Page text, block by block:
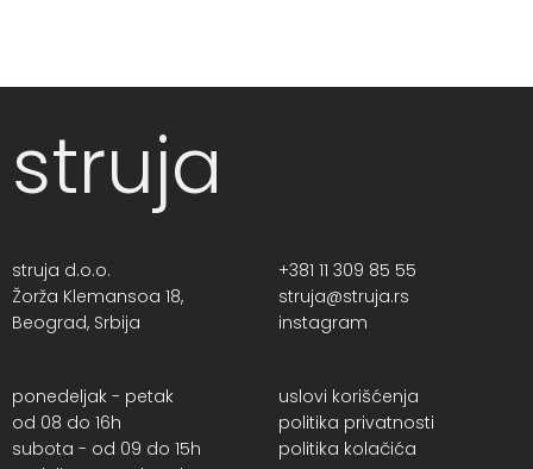
struja
struja d.o.o.
Žorža Klemansoa 18,
Beograd, Srbija
+381 11 309 85 55
struja@struja.rs
instagram
ponedeljak - petak
od 08 do 16h
subota - od 09 do 15h
uslovi korišćenja
politika privatnosti
politika kolačića